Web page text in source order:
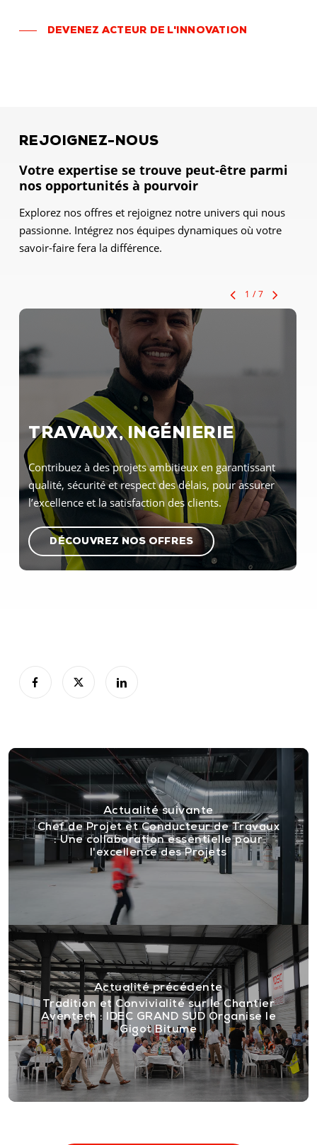
DEVENEZ ACTEUR DE L'INNOVATION
REJOIGNEZ-NOUS
Votre expertise se trouve peut-être parmi
nos opportunités à pourvoir
Explorez nos offres et rejoignez notre univers qui nous
passionne. Intégrez nos équipes dynamiques où votre
savoir-faire fera la différence.
1/7
TRAVAUX, INGÉNIERIE
Contribuez à des projets ambitieux en garantissant
qualité, sécurité et respect des délais, pour assurer
l’excellence et la satisfaction des clients.
DÉCOUVR EZ NOS O F F R ES
Actualité suivante
Chef de Projet et Conducteur de Travaux
: Une collaboration essentielle pour
l'excellence des Projets
Actualité précédente
Tradition et Convivialité sur le Chantier
Aventech : IDEC GRAND SUD Organise le
Gigot Bitume